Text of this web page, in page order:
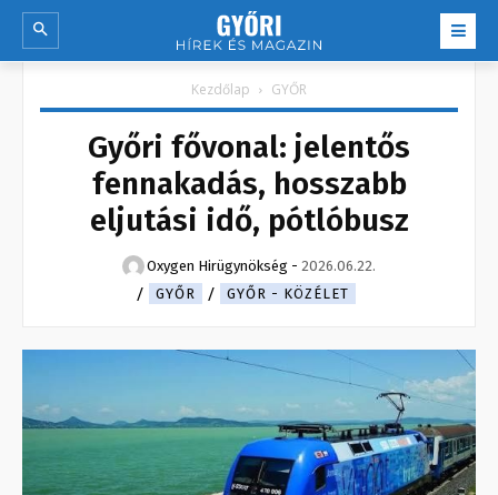
Kezdőlap GYŐR
Győri fővonal: jelentős
fennakadás, hosszabb
eljutási idő, pótlóbusz
Oxygen Hirügynökség - 2026.06.22.
GYŐR
GYŐR - KÖZÉLET